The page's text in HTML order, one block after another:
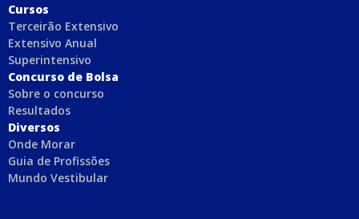
Cursos
Terceirão Extensivo
Extensivo Anual
Superintensivo
Concurso de Bolsa
Sobre o concurso
Resultados
Diversos
Onde Morar
Guia de Profissões
Mundo Vestibular